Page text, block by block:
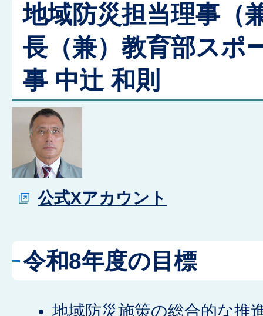
地域防災担当理事（
長（兼）教育部スポ
事 中辻 和則
公式Xアカウント
令和8年度の目標
地域防災施策の総合的な推